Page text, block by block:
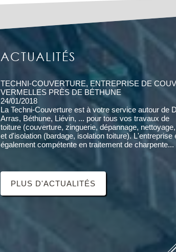
ACTUALITÉS
TECHNI-COUVERTURE, ENTREPRISE DE
VERMELLES PRÈS DE BÉTHUNE
24/01/2018
La Techni-Couverture est à votre service autour de
Arras, Béthune, Liévin, ... pour tous vos travaux de
toiture (couverture, zinguerie, dépannage,
et d'isolation (bardage, isolation toiture). L'entreprise
également compétente en traitement de charpente...
PLUS D'ACTUALITÉS